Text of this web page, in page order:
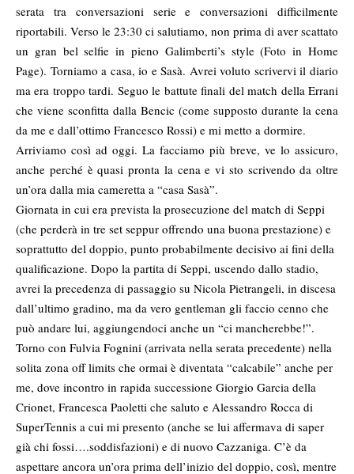
serata tra conversazioni serie e conversazioni difficilmente
riportabili. Verso le 23:30 ci salutiamo, non prima di aver scattato
un gran bel selfie in pieno Galimberti’s style (Foto in Home
Page). Torniamo a casa, io e Sasà. Avrei voluto scrivervi il diario
ma era troppo tardi. Seguo le battute finali del match della Errani
che viene sconfitta dalla Bencic (come supposto durante la cena
da me e dall’ottimo Francesco Rossi) e mi metto a dormire.
Arriviamo così ad oggi. La facciamo più breve, ve lo assicuro,
anche perché è quasi pronta la cena e vi sto scrivendo da oltre
un’ora dalla mia cameretta a “casa Sasà”.
Giornata in cui era prevista la prosecuzione del match di Seppi
(che perderà in tre set seppur offrendo una buona prestazione) e
soprattutto del doppio, punto probabilmente decisivo ai fini della
qualificazione. Dopo la partita di Seppi, uscendo dallo stadio,
avrei la precedenza di passaggio su Nicola Pietrangeli, in discesa
dall’ultimo gradino, ma da vero gentleman gli faccio cenno che
può andare lui, aggiungendoci anche un “ci mancherebbe!”.
Torno con Fulvia Fognini (arrivata nella serata precedente) nella
solita zona off limits che ormai è diventata “calcabile” anche per
me, dove incontro in rapida successione Giorgio Garcia della
Crionet, Francesca Paoletti che saluto e Alessandro Rocca di
SuperTennis a cui mi presento (anche se lui affermava di saper
già chi fossi….soddisfazioni) e di nuovo Cazzaniga. C’è da
aspettare ancora un’ora prima dell’inizio del doppio, così, mentre